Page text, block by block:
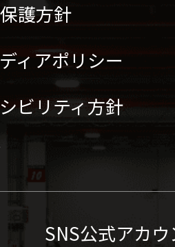
護方針
ィアポリシー
ビリティ方針
SNS公式アカ